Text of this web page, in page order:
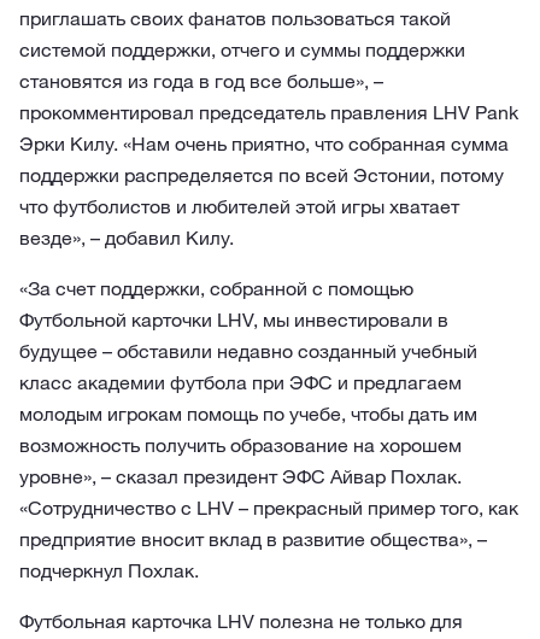
приглашать своих фанатов пользоваться такой
системой поддержки, отчего и суммы поддержки
становятся из года в год все больше», –
прокомментировал председатель правления LHV Pank
Эрки Килу. «Нам очень приятно, что собранная сумма
поддержки распределяется по всей Эстонии, потому
что футболистов и любителей этой игры хватает
везде», – добавил Килу.
«За счет поддержки, собранной с помощью
Футбольной карточки LHV, мы инвестировали в
будущее – обставили недавно созданный учебный
класс академии футбола при ЭФС и предлагаем
молодым игрокам помощь по учебе, чтобы дать им
возможность получить образование на хорошем
уровне», – сказал президент ЭФС Айвар Похлак.
«Сотрудничество с LHV – прекрасный пример того, как
предприятие вносит вклад в развитие общества», –
подчеркнул Похлак.
Футбольная карточка LHV полезна не только для